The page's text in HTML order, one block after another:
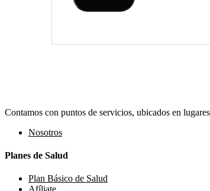
Contamos con puntos de servicios, ubicados en
Nosotros
Planes de Salud
Plan Básico de Salud